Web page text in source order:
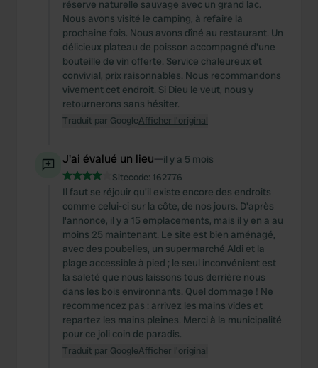
réserve naturelle sauvage avec un grand lac.
Nous avons visité le camping, à refaire la
prochaine fois. Nous avons dîné au restaurant. Un
délicieux plateau de poisson accompagné d'une
bouteille de vin offerte. Service chaleureux et
convivial, prix raisonnables. Nous recommandons
vivement cet endroit. Si Dieu le veut, nous y
retournerons sans hésiter.
Traduit par GoogleAfficher l'original
J'ai évalué un lieu—il y a 5 mois
Sitecode: 162776
Il faut se réjouir qu'il existe encore des endroits
comme celui-ci sur la côte, de nos jours. D'après
l'annonce, il y a 15 emplacements, mais il y en a au
moins 25 maintenant. Le site est bien aménagé,
avec des poubelles, un supermarché Aldi et la
plage accessible à pied ; le seul inconvénient est
la saleté que nous laissons tous derrière nous
dans les bois environnants. Quel dommage ! Ne
recommencez pas : arrivez les mains vides et
repartez les mains pleines. Merci à la municipalité
pour ce joli coin de paradis.
Traduit par GoogleAfficher l'original